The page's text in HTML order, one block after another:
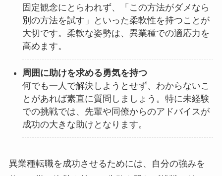
固定観念にとらわれず、「この方法がダメなら
別の方法を試す」といった柔軟性を持つことが
大切です。柔軟な姿勢は、異業種での適応力を
高めます。
周囲に助けを求める勇気を持つ
何でも一人で解決しようとせず、わからないこ
とがあれば素直に質問しましょう。特に未経験
での挑戦では、先輩や同僚からのアドバイスが
成功の大きな助けとなります。
異業種転職を成功させるためには、自分の強みを